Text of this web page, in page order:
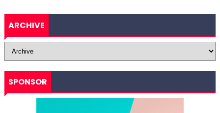
ARCHIVE
SPONSOR